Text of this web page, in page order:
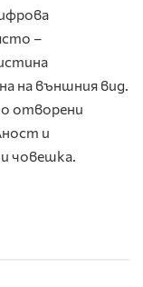
–
на външния вид.
отворени
и
човешка.